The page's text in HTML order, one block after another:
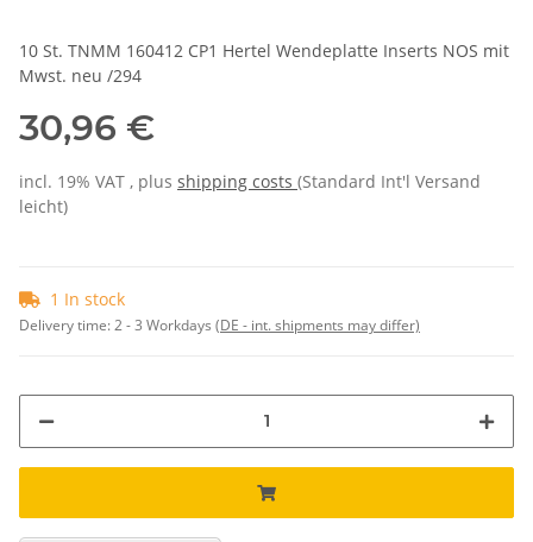
10 St. TNMM 160412 CP1 Hertel Wendeplatte Inserts NOS mit
Mwst. neu /294
30,96 €
incl. 19% VAT , plus shipping costs (Standard Int'l Versand
leicht)
1 In stock
Delivery time:2 - 3 Workdays (DE - int. shipments may differ)